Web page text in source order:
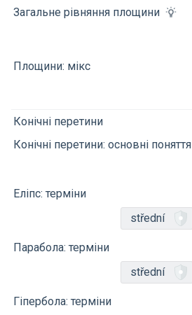
Загальне рівняння площини
Площини: мікс
Конічні перетини
Конічні перетини: основні поняття
Еліпс: терміни
střední
Парабола: терміни
střední
Гіпербола: терміни